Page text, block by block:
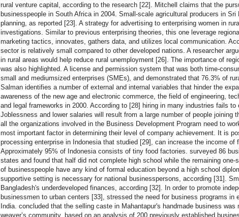
rural venture capital, according to the research [22]. Mitchell claims that the
businesspeople in South Africa in 2004. Small-scale agricultural producers in
planning, as reported [23]. A strategy for advertising to enterprising women in
investigations. Similar to previous enterprising theories, this one leverage
marketing tactics, innovates, gathers data, and utilizes local communication.
sector is relatively small compared to other developed nations. A researcher
in rural areas would help reduce rural unemployment [26]. The importance of
was also highlighted. A license and permission system that was both time-
small and mediumsized enterprises (SMEs), and demonstrated that 76.3% of
Salman identifies a number of external and internal variables that hinder the
awareness of the new age and electronic commerce, the field of engineering,
and legal frameworks in 2000. According to [28] hiring in many industries fails
Joblessness and lower salaries will result from a large number of people joining
all the organizations involved in the Business Development Program need to
most important factor in determining their level of company achievement. It is
processing enterprise in Indonesia that studied [29], can increase the income of
Approximately 95% of Indonesia consists of tiny food factories. surveyed 86
states and found that half did not complete high school while the remaining
of businesspeople have any kind of formal education beyond a high school
supportive setting is necessary for national businesspersons, according [31].
Bangladesh's underdeveloped finances, according [32]. In order to promote
businessmen to urban centers [33], stressed the need for business programs in
India. concluded that the selling caste in Mahantapur's handmade business
weaver’s community, based on an analysis of 200 previously established